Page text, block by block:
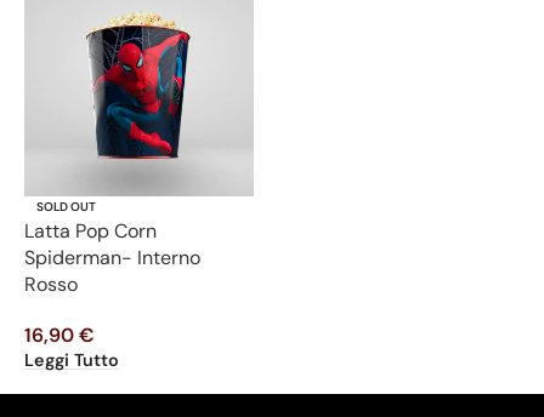
SOLD OUT
Latta Pop Corn
Spiderman- Interno
Rosso
16,90€
Leggi Tutto